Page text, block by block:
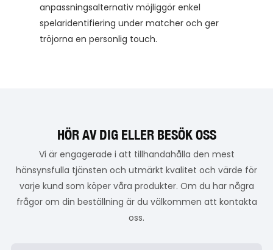
anpassningsalternativ möjliggör enkel
spelaridentifiering under matcher och ger
tröjorna en personlig touch.
HÖR AV DIG ELLER BESÖK OSS
Vi är engagerade i att tillhandahålla den mest
hänsynsfulla tjänsten och utmärkt kvalitet och värde för
varje kund som köper våra produkter. Om du har några
frågor om din beställning är du välkommen att kontakta
oss.